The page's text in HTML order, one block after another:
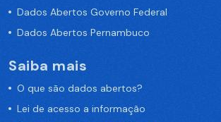
Dados Abertos Governo Federal
Dados Abertos Pernambuco
Saiba mais
O que são dados abertos?
Lei de acesso a informação